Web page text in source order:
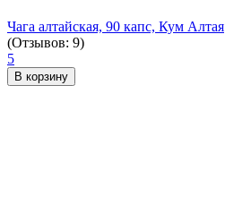
Чага алтайская, 90 капс, Кум Алтая
(Отзывов: 9)
5
В корзину